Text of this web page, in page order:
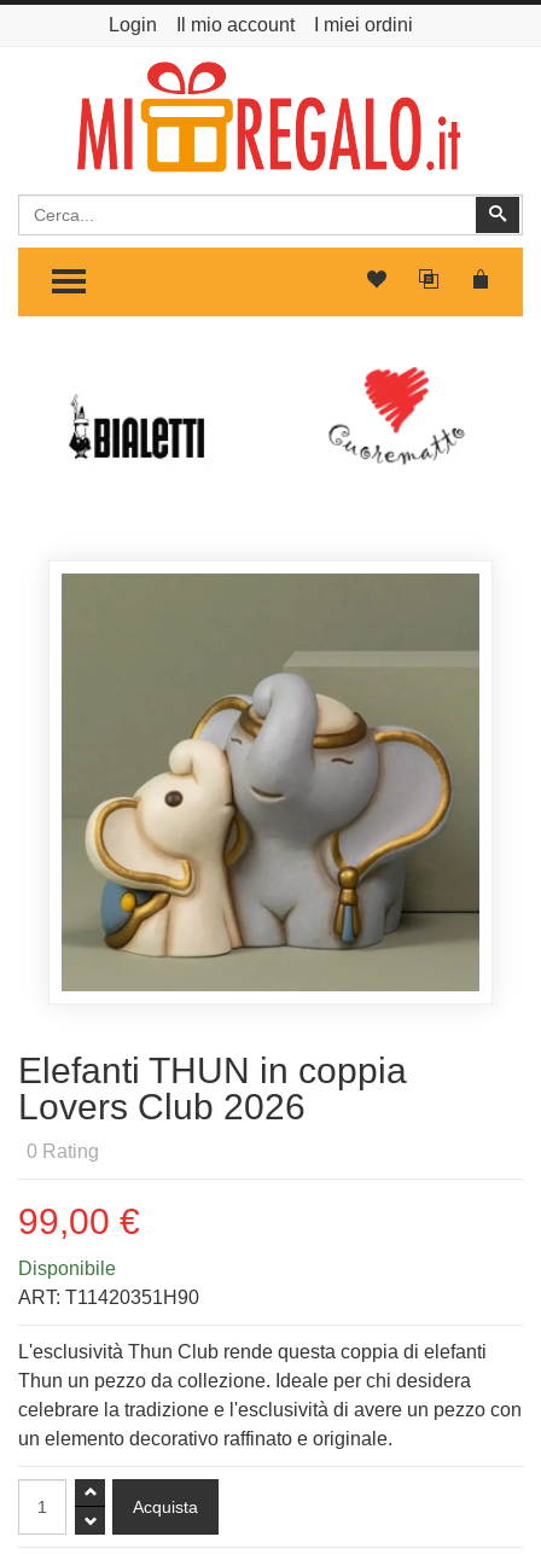
Login Il mio account I miei ordini
Cerca
TOGGLE MENU
Elefanti THUN in coppia
Lovers Club 2026
0 Rating
99,00 €
Disponibile
ART: T11420351H90
L'esclusività Thun Club rende questa coppia di elefanti
Thun un pezzo da collezione. Ideale per chi desidera
celebrare la tradizione e l'esclusività di avere un pezzo con
un elemento decorativo raffinato e originale.